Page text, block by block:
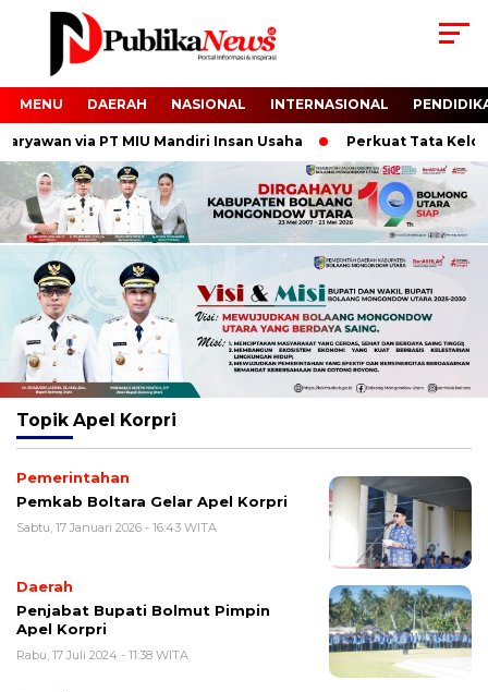
MENU DAERAH NASIONAL INTERNASIONAL
via PT MIU Mandiri Insan Usaha Perkuat Tata Kelola
Topik Apel Korpri
Pemerintahan
Pemkab Boltara Gelar Apel Korpri
Sabtu, 17 Januari 2026 - 16:43 WITA
Daerah
Penjabat Bupati Bolmut Pimpin
Apel Korpri
Rabu, 17 Juli 2024 - 11:38 WITA